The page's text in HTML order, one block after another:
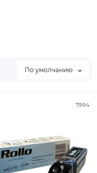
По умолчанию
7994